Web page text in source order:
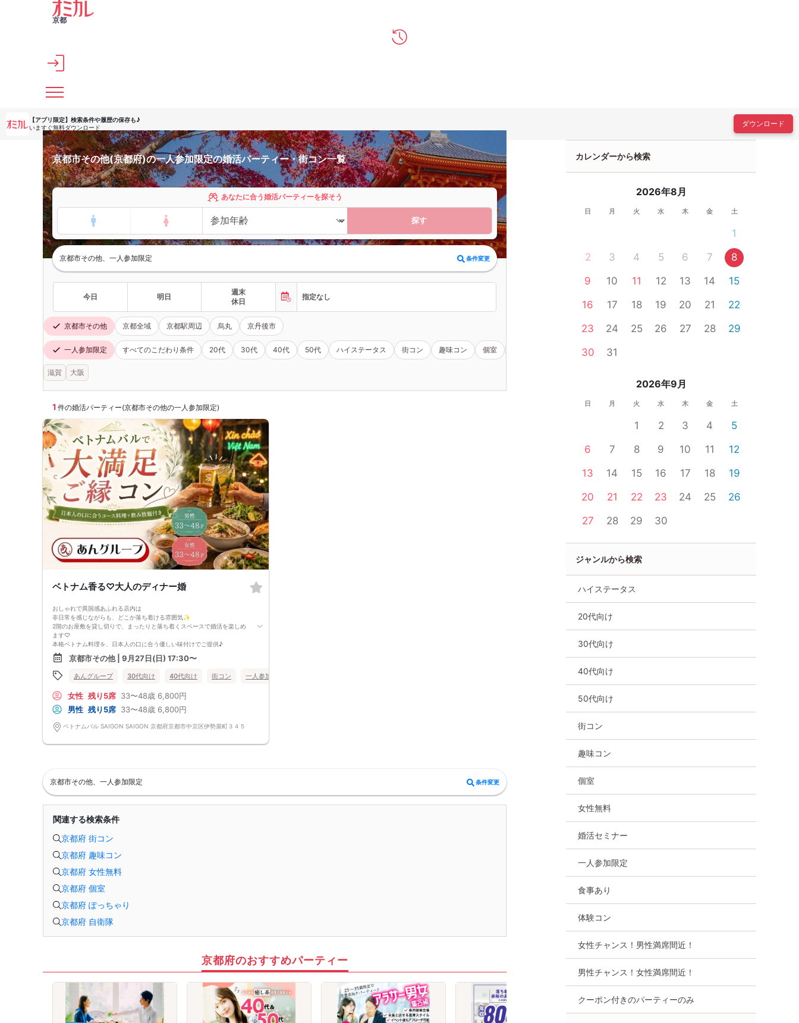
メインコンテンツへスキップ
京都
【アプリ限定】 検索条件や履歴の保存も♪
いますぐ無料ダウンロード
ダウンロード
京都市その他(京都府)の一人参加限定の婚活パーティー・街コン一覧
あなたに合う婚活パーティーを探そう
探す
京都市その他、一人参加限定 条件変更
今日 明日
週末
休日
指定なし
京都市その他 京都全域 京都駅周辺 烏丸 京丹後市
一人参加限定 すべてのこだわり条件 20代 30代 40代 50代 ハイステータス 街コン 趣味コン 個室 婚活セミナー 食事あり
滋賀 大阪
1 件の婚活パーティー(京都市その他の一人参加限定)
ベトナム香る♡大人のディナー婚
おしゃれで異国感あふれる店内は
非日常を感じながらも、どこか落ち着ける雰囲気✨
2階のお座敷を貸し切りで、まったりと落ち着くスペースで婚活を楽しめ
ます♡
本格ベトナム料理を、日本人の口に合う優しい味付けでご提供♪
香草やスパイスの魅力はそのままに
「ベトナム料理は初めて」という方でも食べやすく
思わず「美味しい！」と笑顔になるメニューばかり😊
さらに、コースには飲み放題付き🍻✨
さい🌿✨）
美味しい料理とお酒を囲みながら
自然と会話も弾み、距離が縮まる空間です✨
〈場所〉
ベトナムバル SAIGON SAIGON
■女性
あんグループイベント初めて参加の方
※開催3日前以降に参加条件を満たしてないと発覚した場合、参加料は返金
できませんのでご了承ください。
〈こんな方におススメ〉
あんコンパは、縁長(ご縁を結ぶプロ)のサポート付きで、初めての方でも
美味しい食事とドリンク（飲み放題）を楽しみながら、リラックスした雰
✔気軽に参加したいけど、真剣な出会いも大切にしたい
✔リラックスしながら、自然なご縁を見つけたい
✔ひとり参加でも安心できる環境がほしい
そんな方にぴったりのイベントです！
まずは、美味しい食事ともに、素敵な時間を楽しんでみませんか？
※オミカレでの会員登録にあたっては本人確認が必要となります。
〈あんコンパの3つのポイント〉
●縁長（ご縁を結ぶプロ）のサポート付き
自然に会話が生まれるよう、出会いの場をしっかりサポートします。
個別での会話が苦手な人でも、全員で話すので緊張せずお話しできます。
イベント後、気になるお相手がいた場合は縁長にだけお知らせできるシス
テムを採用。
縁長がマッチングを確認し、双方の希望が一致した場合のみご縁をお繋ぎ
します。
（※マッチングを確約するものではありません）
〈最少催行人数〉
京都市その他 | 9月27日(日) 17:30〜
あんグループ 30代向け 40代向け 街コン 一人参加限定
女性 残り5席 33〜48歳 6,800円
男性 残り5席 33〜48歳 6,800円
ベトナムバル SAIGON SAIGON 京都府京都市中京区伊勢屋町３４５
京都市その他、一人参加限定 条件変更
関連する検索条件
京都府 街コン
京都府 趣味コン
京都府 女性無料
京都府 個室
京都府 ぽっちゃり
京都府 自衛隊
京都府のおすすめパーティー
カレンダーから検索
2026年8月
日 月 火 水 木 金 土
1
2
3 4 5 6 7
8
9
10 11 12 13 14
15
16
17 18 19 20 21
22
23
24 25 26 27 28
29
30
31
2026年9月
日 月 火 水 木 金 土
1 2 3 4
5
6
7 8 9 10 11
12
13
14 15 16 17 18
19
20
21 22 23 24 25
26
27
28 29 30
ジャンルから検索
ハイステータス
20代向け
30代向け
40代向け
50代向け
街コン
趣味コン
個室
女性無料
婚活セミナー
一人参加限定
食事あり
体験コン
女性チャンス！男性満席間近！
男性チャンス！女性満席間近！
クーポン付きのパーティーのみ